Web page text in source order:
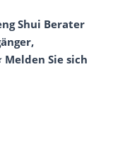
Shui Berater
Melden Sie sich